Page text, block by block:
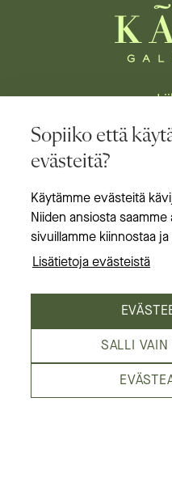
Sopiiko että
evästeitä?
Käytämme evästeitä
Niiden ansiosta
sivuillamme kiinnostaa
Lisätietoja evästeistä
SALLI VAIN
Kämp Galleria